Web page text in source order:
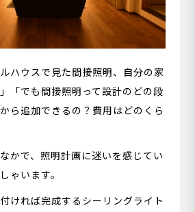
ハウスで見た間接照明、自分の家
「でも間接照明って設計のどの段
ら追加できるの？費用はどのくら
かで、照明計画に迷いを感じてい
ゃいます。
ければ完成するシーリングライト